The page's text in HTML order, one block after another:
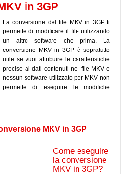
in 3GP
La conversione del file MKV in 3GP ti
permette di modificare il file utilizzando
un altro software che prima. La
conversione MKV in 3GP è sopratutto
utile se vuoi attribuire le caratteristiche
precise ai dati contenuti nel file MKV e
nessun software utilizzato per MKV non
permette di eseguire le modifiche
MKV in 3GP
Come eseguire
la conversione
MKV in 3GP?